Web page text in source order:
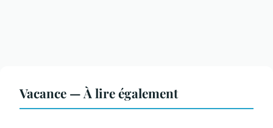
Vacance — À lire également